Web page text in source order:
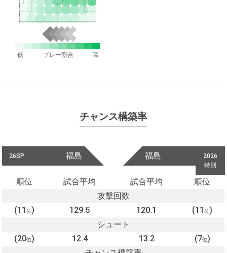
低 プレー割合 高
チャンス構築率
26SP 福島
2026
特別
福島
順位 試合平均 試合平均
順位
攻撃回数
(11 位) 129.5 120.1 (11位)
シュート
(20位) 12.4 13.2 (7位)